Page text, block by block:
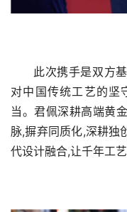
此次携手是双方
对中国传统工艺的坚
当。君佩深耕高端黄
脉,摒弃同质化,深耕独
代设计融合,让千年工艺